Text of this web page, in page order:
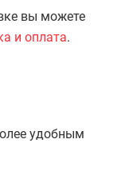
вы можете
и оплата.
удобным